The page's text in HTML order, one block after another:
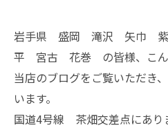
岩手県 盛岡 滝沢 矢巾
平 宮古 花巻 の皆様、こん
当店のブログをご覧いただき
います。
国道4号線 茶畑交差点にあり